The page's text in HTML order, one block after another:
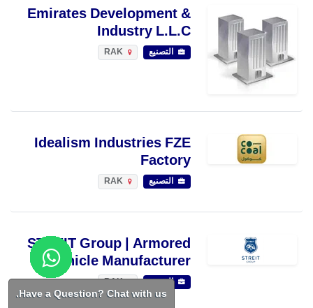
Emirates Development &
Industry L.L.C
التصنيع
Idealism Industries FZE
Factory
التصنيع
STREIT Group | Armored
Vehicle Manufacturer
التصنيع
Have a Question? Chat with us.